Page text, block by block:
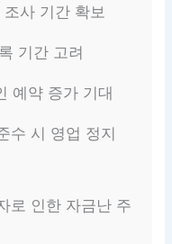
조사 기간 확보
기간 고려
예약 증가 기대
수 시 영업 정지
로 인한 자금난 주